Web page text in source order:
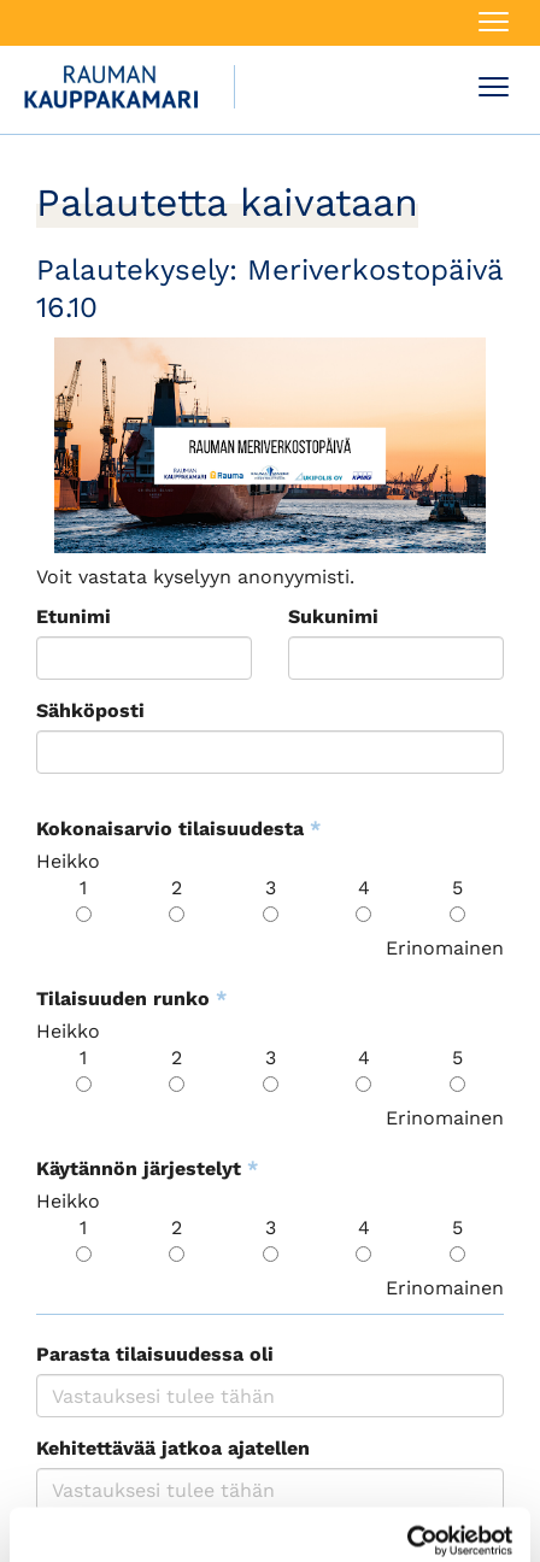
Palautetta kaivataan
Palautekysely: Meriverkostopäivä
16.10
Voit vastata kyselyyn anonyymisti.
Etunimi
Sukunimi
Sähköposti
Kokonaisarvio tilaisuudesta *
Heikko
1
2 3 4 5
Erinomainen
Tilaisuuden runko *
Heikko
1
2 3 4 5
Erinomainen
Käytännön järjestelyt *
Heikko
1
2 3 4 5
Erinomainen
Parasta tilaisuudessa oli
Kehitettävää jatkoa ajatellen
Mitä mieltä olet minimessuista tapahtuman